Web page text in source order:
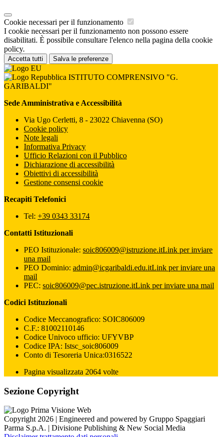
Cookie necessari per il funzionamento
I cookie necessari per il funzionamento non possono essere
disabilitati. È possibile consultare l'elenco nella pagina della cookie
policy.
Accetta tutti Salva le preferenze
ISTITUTO COMPRENSIVO "G.
GARIBALDI"
Sede Amministrativa e Accessibilità
Via Ugo Cerletti, 8 - 23022 Chiavenna (SO)
Cookie policy
Note legali
Informativa Privacy
Ufficio Relazioni con il Pubblico
Dichiarazione di accessibilità
Obiettivi di accessibilità
Gestione consensi cookie
Recapiti Telefonici
Tel: +39 0343 33174
Contatti Istituzionali
PEO Istituzionale: soic806009@istruzione.itLink per inviare
una mail
PEO Dominio: admin@icgaribaldi.edu.itLink per inviare una
mail
PEC: soic806009@pec.istruzione.itLink per inviare una mail
Codici Istituzionali
Codice Meccanografico: SOIC806009
C.F.: 81002110146
Codice Univoco ufficio: UFYVBP
Codice IPA: Istsc_soic806009
Conto di Tesoreria Unica:0316522
Pagina visualizzata 2064 volte
Sezione Copyright
Copyright 2026 | Engineered and powered by Gruppo Spaggiari
Parma S.p.A. | Divisione Publishing & New Social Media